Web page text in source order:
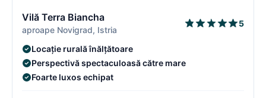
Vilă Terra Biancha
aproape Novigrad, Istria
5
Locație rurală înălțătoare
Perspectivă spectaculoasă către mare
Foarte luxos echipat